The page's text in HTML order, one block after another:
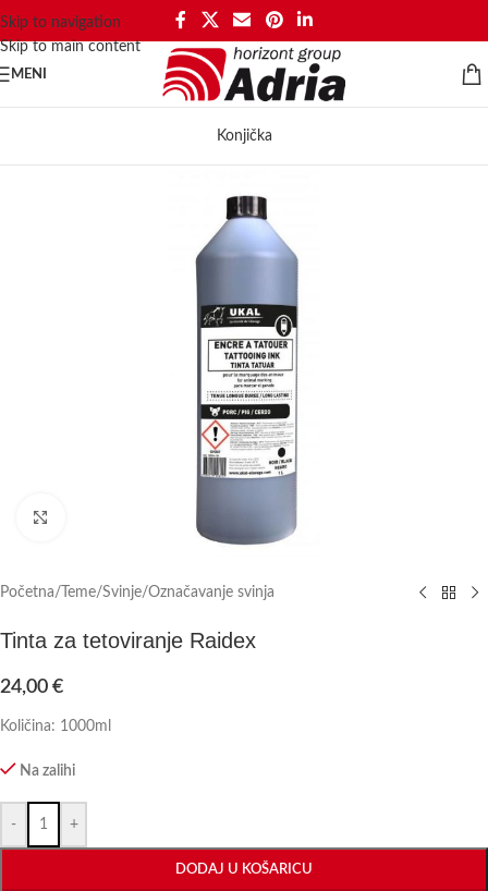
Skip to navigation
Skip to main content
MENI
Konjička
Početna/ Teme/Svinje/Označavanje svinja
Tinta za tetoviranje Raidex
24,00 €
Količina: 1000ml
Na zalihi
- +
DODAJ U KOŠARICU